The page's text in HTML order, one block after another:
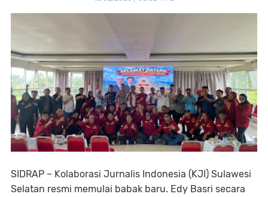
SIDRAP – Kolaborasi Jurnalis Indonesia (KJI) Sulawesi
Selatan resmi memulai babak baru. Edy Basri secara